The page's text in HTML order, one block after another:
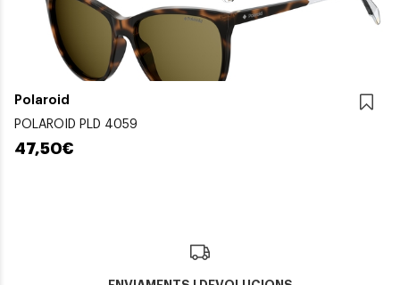
Polaroid
POLAROID PLD 4059
47,50€